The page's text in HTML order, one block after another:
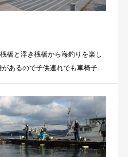
お子様も、安心して楽しめる公
NO1～NO6迄の各ゲート近くと
置しております。 1kmに及ぶ釣
、ラーメン、うどん、おにぎり
。 売店では、エサ、釣具、貸し
橋と浮き桟橋から海釣りを楽し
あるので子供連れでも車椅子で
どのレンタルもあり、手ぶらで
き、釣った魚をその場で食べる
な魚も購入できる。 また、綺麗
雑賀崎の山の景色も美しく、風
るとあり、家族連れやグループ